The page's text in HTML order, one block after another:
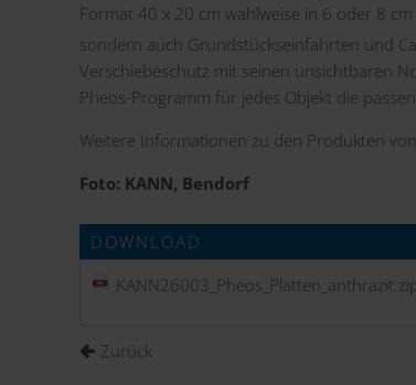
Format 40 x 20 cm wahlweise in 6 oder 8
sondern auch Grundstückseinfahrten und
Verschiebeschutz mit seinen unsichtbaren
Pheos-Programm für jedes Objekt die
Weitere Informationen zu den Produkten
Foto: KANN, Bendorf
DOWNLOAD
Zurück